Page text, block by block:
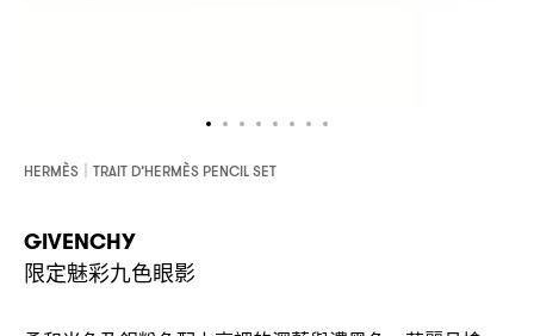
HERMÈS｜TRAIT D’HERMÈS PENCIL SET
GIVENCHY
限定魅彩九色眼影